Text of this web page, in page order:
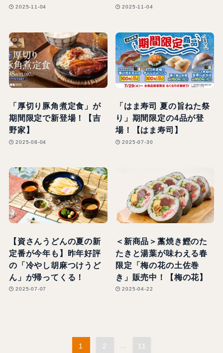
2025-11-04 2025-11-04
「厚切り豚角煮定食」が
期間限定で新登場！【吉
野家】
2025-08-04
「はま寿司 夏の旨ねた祭
り」期間限定の4品が登
場！【はま寿司】
2025-07-30
【資さんうどんの夏の新
定番が今年も】昨年好評
の「冷やし胡麻つけうど
ん」が帰ってくる！
2025-07-07
＜新商品＞藁焼き鰹のた
たきと湯葉が味わえる春
限定「梅の花の土佐巻
き」販売中！【梅の花】
2025-04-22
1 2 11